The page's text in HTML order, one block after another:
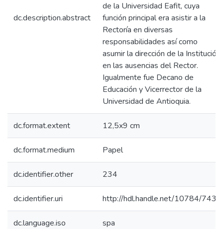
dc.description.abstract
de la Universidad Eafit, cuya
función principal era asistir a la
Rectoría en diversas
responsabilidades así como
asumir la dirección de la Institución
en las ausencias del Rector.
Igualmente fue Decano de
Educación y Vicerrector de la
Universidad de Antioquia.
dc.format.extent 12,5x9 cm
dc.format.medium Papel
dc.identifier.other 234
dc.identifier.uri http://hdl.handle.net/10784/7438
dc.language.iso spa